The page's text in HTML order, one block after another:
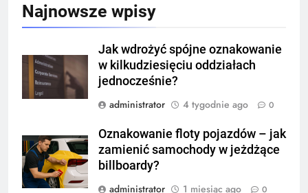
Najnowsze wpisy
Jak wdrożyć spójne oznakowanie
w kilkudziesięciu oddziałach
jednocześnie?
administrator
4 tygodnie ago 0
Oznakowanie floty pojazdów – jak
zamienić samochody w jeżdżące
billboardy?
administrator
1 miesiąc ago 0